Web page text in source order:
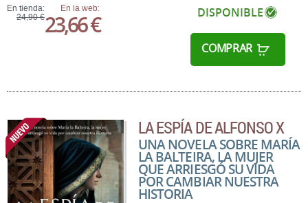
En tienda:
24,90 €
En la web:
23,66 € DISPONIBLE
COMPRAR
LA ESPÍA DE ALFONSO X
UNA NOVELA SOBRE MARÍA
LA BALTEIRA, LA MUJER
QUE ARRIESGÓ SU VIDA
POR CAMBIAR NUESTRA
HISTORIA